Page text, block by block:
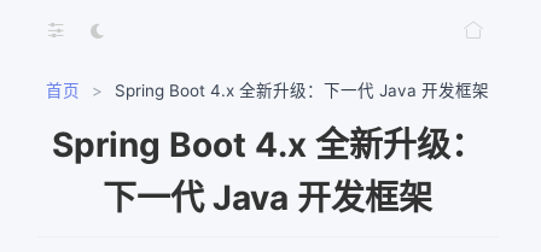
首页 > Spring Boot 4.x 全新升级：下一代 Java 开发框架
Spring Boot 4.x 全新升级：
下一代 Java 开发框架